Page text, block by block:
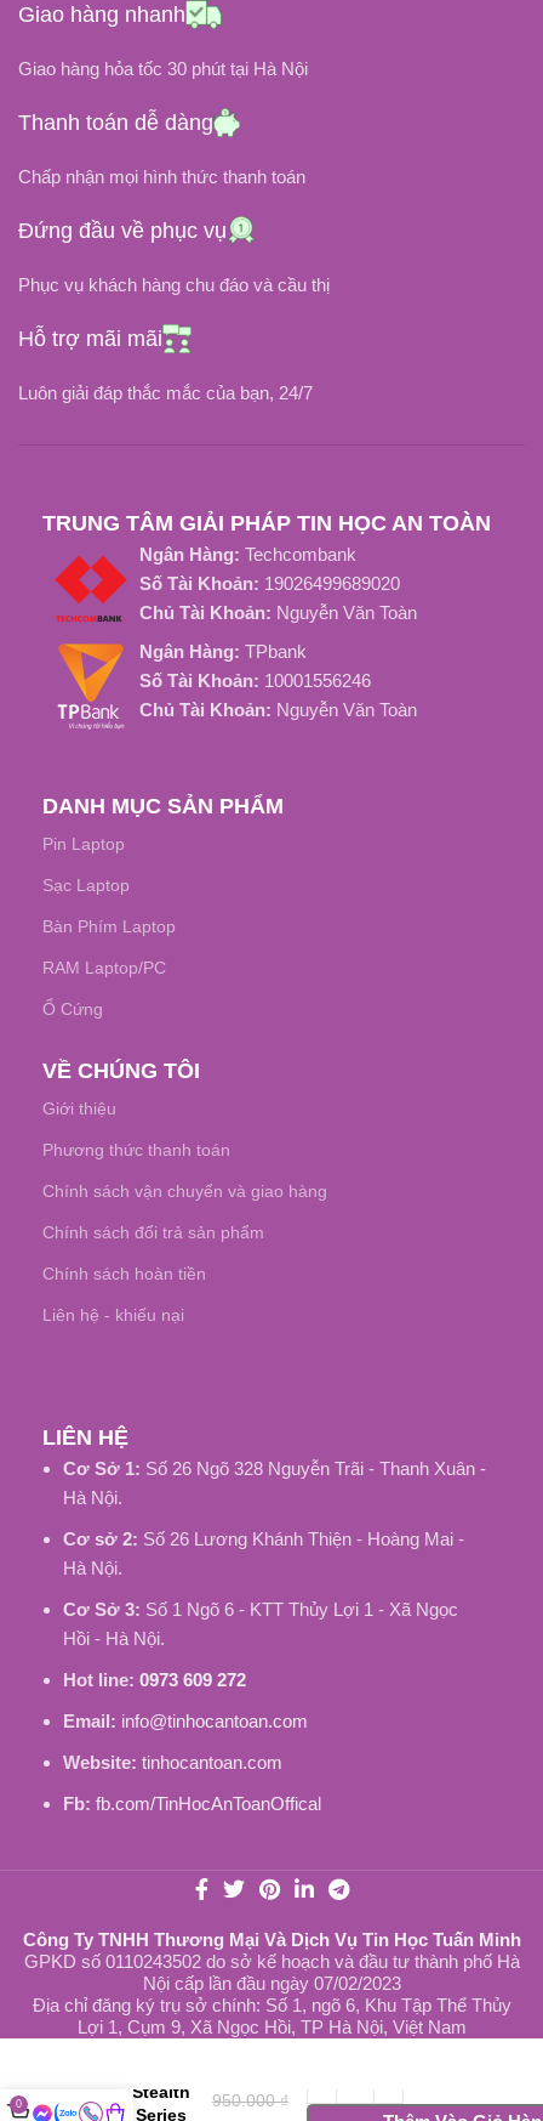
COLOR Black
DUNG LƯỢNG PIN
LOẠI PIN Li-Ion
THỜI GIAN SẠC ĐẦY
Giao hàng nhanh
Giao hàng hỏa tốc 30 phút tại Hà Nội
Thanh toán dễ dàng
Chấp nhận mọi hình thức thanh toán
Đứng đầu về phục vụ
Phục vụ khách hàng chu đáo và cầu thị
Hỗ trợ mãi mãi
Luôn giải đáp thắc mắc của bạn, 24/7
TRUNG TÂM GIẢI PHÁP TIN HỌC AN TOÀN
Ngân Hàng: Techcombank
Số Tài Khoản: 19026499689020
Chủ Tài Khoản: Nguyễn Văn Toàn
Ngân Hàng: TPbank
Số Tài Khoản: 10001556246
Chủ Tài Khoản: Nguyễn Văn Toàn
DANH MỤC SẢN PHẨM
Pin Laptop
Sạc Laptop
Bàn Phím Laptop
RAM Laptop/PC
Ổ Cứng
VỀ CHÚNG TÔI
Giới thiệu
Phương thức thanh toán
Chính sách vận chuyển và giao hàng
Chính sách đổi trả sản phẩm
Chính sách hoàn tiền
Liên hệ - khiếu nại
LIÊN HỆ
Cơ Sở 1: Số 26 Ngõ 328 Nguyễn Trãi - Thanh Xuân -
Hà Nội.
Cơ sở 2: Số 26 Lương Khánh Thiện - Hoàng Mai -
Hà Nội.
Cơ Sở 3: Số 1 Ngõ 6 - KTT Thủy Lợi 1 - Xã Ngọc
Hồi - Hà Nội.
Hot line: 0973 609 272
Email: info@tinhocantoan.com
Website: tinhocantoan.com
Fb: fb.com/TinHocAnToanOffical
Công Ty TNHH Thương Mại Và Dịch Vụ Tin Học Tuấn Minh
GPKD số 0110243502 do sở kế hoạch và đầu tư thành phố Hà
Nội cấp lần đầu ngày 07/02/2023
Địa chỉ đăng ký trụ sở chính: Số 1, ngõ 6, Khu Tập Thể Thủy
Lợi 1, Cụm 9, Xã Ngọc Hồi, TP Hà Nội, Việt Nam
MSI Stealth
15M Series
950.000₫
0